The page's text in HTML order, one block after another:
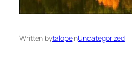
Written bytalopeinUncategorized